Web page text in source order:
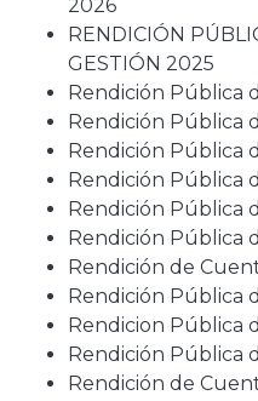
2026
RENDICIÓN
GESTIÓN 2025
Rendición Pública
Rendición Pública
Rendición Pública
Rendición Pública
Rendición Pública
Rendición Pública
Rendición de
Rendición Pública
Rendicion Pública
Rendición Pública
Rendición de